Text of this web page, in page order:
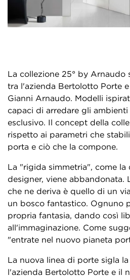
La collezione 25° by Arnaudo
tra l'azienda Bertolotto Porte
Gianni Arnaudo. Modelli
capaci di arredare gli
esclusivo. Il concept della
rispetto ai parametri che
porta e ciò che la compone.
La "rigida simmetria", come la
designer, viene abbandonata.
che ne deriva è quello di un
un bosco fantastico. Ognuno
propria fantasia, dando così
all'immaginazione. Come
"entrate nel nuovo pianeta
La nuova linea di porte sigla
l'azienda Bertolotto Porte e il